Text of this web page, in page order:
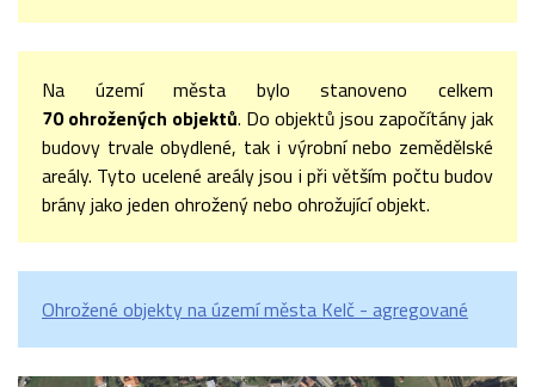
Na území města bylo stanoveno celkem
70 ohrožených objektů. Do objektů jsou započítány jak
budovy trvale obydlené, tak i výrobní nebo zemědělské
areály. Tyto ucelené areály jsou i při větším počtu budov
brány jako jeden ohrožený nebo ohrožující objekt.
Ohrožené objekty na území města Kelč - agregované